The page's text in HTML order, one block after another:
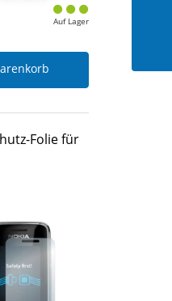
Auf Lager
Folie für